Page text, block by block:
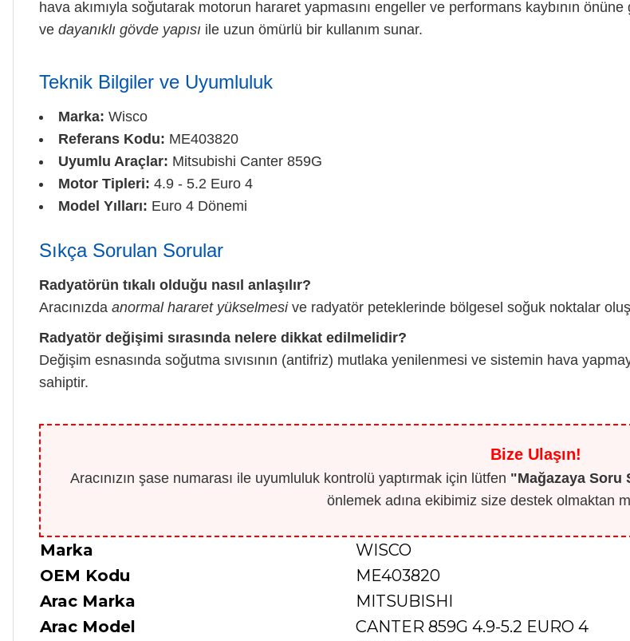
hava akımıyla soğutarak motorun hararet yapmasını engeller ve performans kaybının önüne
ve dayanıklı gövde yapısı ile uzun ömürlü bir kullanım sunar.
Teknik Bilgiler ve Uyumluluk
Marka: Wisco
Referans Kodu: ME403820
Uyumlu Araçlar: Mitsubishi Canter 859G
Motor Tipleri: 4.9 - 5.2 Euro 4
Model Yılları: Euro 4 Dönemi
Sıkça Sorulan Sorular
Radyatörün tıkalı olduğu nasıl anlaşılır?
Aracınızda anormal hararet yükselmesive radyatör peteklerinde bölgesel soğuk noktalar
Radyatör değişimi sırasında nelere dikkat edilmelidir?
Değişim esnasında soğutma sıvısının (antifriz) mutlaka yenilenmesi ve sistemin hava
sahiptir.
Bize Ulaşın!
Aracınızın şase numarası ile uyumluluk kontrolü yaptırmak için lütfen "Mağazaya Soru
önlemek adına ekibimiz size destek olmaktan
Marka
WISCO
OEM Kodu
ME403820
Arac Marka
MITSUBISHI
Arac Model
CANTER 859G 4.9-5.2 EURO 4